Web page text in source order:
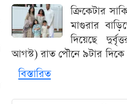
ক্রিকেটার
মাগুরার
দিয়েছে
আগস্ট) রাত পৌনে ৯টার
বিস্তারিত